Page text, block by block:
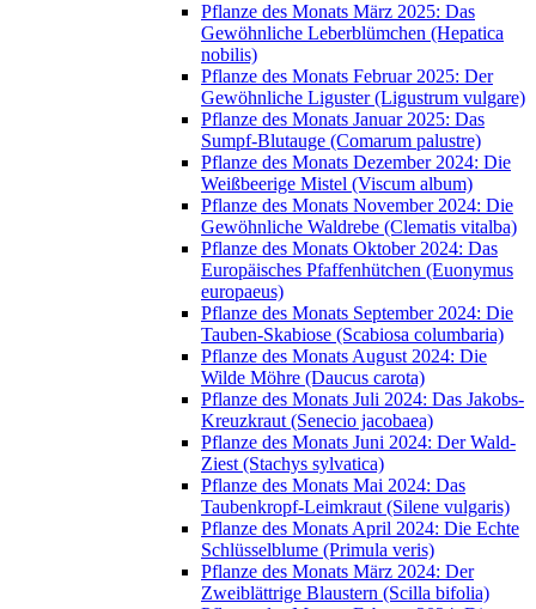
Pflanze des Monats März 2025: Das
Gewöhnliche Leberblümchen (Hepatica
nobilis)
Pflanze des Monats Februar 2025: Der
Gewöhnliche Liguster (Ligustrum vulgare)
Pflanze des Monats Januar 2025: Das
Sumpf-Blutauge (Comarum palustre)
Pflanze des Monats Dezember 2024: Die
Weißbeerige Mistel (Viscum album)
Pflanze des Monats November 2024: Die
Gewöhnliche Waldrebe (Clematis vitalba)
Pflanze des Monats Oktober 2024: Das
Europäisches Pfaffenhütchen (Euonymus
europaeus)
Pflanze des Monats September 2024: Die
Tauben-Skabiose (Scabiosa columbaria)
Pflanze des Monats August 2024: Die
Wilde Möhre (Daucus carota)
Pflanze des Monats Juli 2024: Das Jakobs-
Kreuzkraut (Senecio jacobaea)
Pflanze des Monats Juni 2024: Der Wald-
Ziest (Stachys sylvatica)
Pflanze des Monats Mai 2024: Das
Taubenkropf-Leimkraut (Silene vulgaris)
Pflanze des Monats April 2024: Die Echte
Schlüsselblume (Primula veris)
Pflanze des Monats März 2024: Der
Zweiblättrige Blaustern (Scilla bifolia)